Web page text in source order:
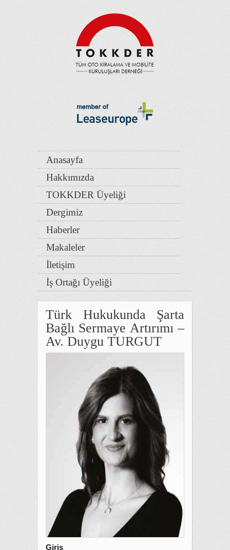
Anasayfa
Hakkımızda
TOKKDER Üyeliği
Dergimiz
Haberler
Makaleler
İletişim
İş Ortağı Üyeliği
Türk Hukukunda Şarta
Bağlı Sermaye Artırımı –
Av. Duygu TURGUT
Giriş